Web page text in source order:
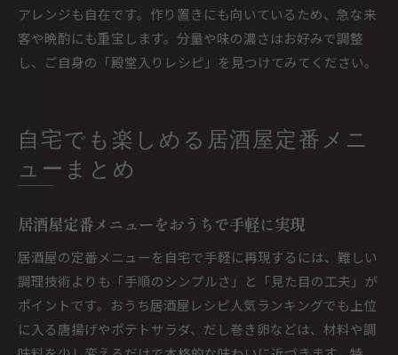
アレンジも自在です。作り置きにも向いているため、急な来
客や晩酌にも重宝します。分量や味の濃さはお好みで調整
し、ご自身の「殿堂入りレシピ」を見つけてみてください。
自宅でも楽しめる居酒屋定番メニ
ューまとめ
居酒屋定番メニューをおうちで手軽に実現
居酒屋の定番メニューを自宅で手軽に再現するには、難しい
調理技術よりも「手順のシンプルさ」と「見た目の工夫」が
ポイントです。おうち居酒屋レシピ人気ランキングでも上位
に入る唐揚げやポテトサラダ、だし巻き卵などは、材料や調